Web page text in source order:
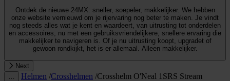
Ontdek de nieuwe 24MX: sneller, soepeler, makkelijker. We hebben
onze website vernieuwd om je rijervaring nog beter te maken. Je vindt
nog steeds alles wat je kent en waardeert, van uitrusting tot onderdelen
en accessoires, nu met een gebruiksvriendelijkere, snellere ervaring die
makkelijker te navigeren is. Of je nu uitrusting koopt, upgradet of
gewoon rondkijkt, het is er allemaal. Alleen makkelijker.
Next
Helmen /Crosshelmen /Crosshelm O'Neal 1SRS Stream